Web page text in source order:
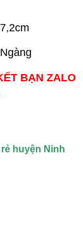
BẠN ZALO
huyện Ninh